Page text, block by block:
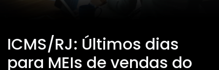
ICMS/RJ: Últimos dias
para MEIs de vendas do